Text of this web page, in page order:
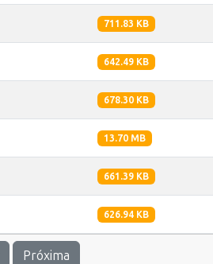
711.83 KB
642.49 KB
678.30 KB
13.70 MB
661.39 KB
626.94 KB
Próxima